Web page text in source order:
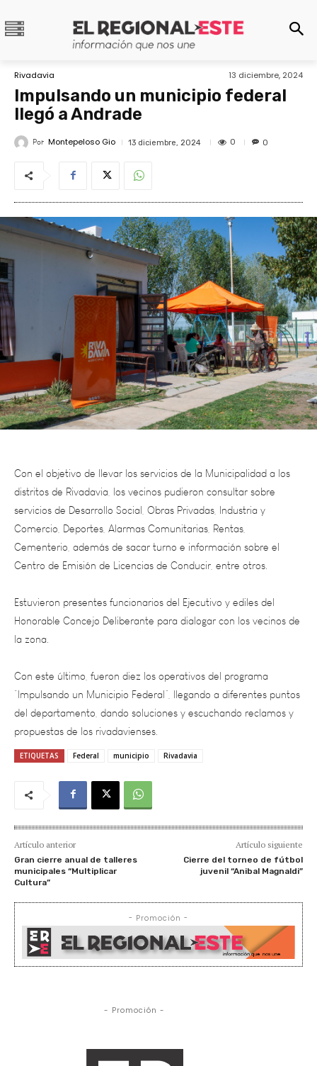
Rivadavia 13 diciembre, 2024
Impulsando un municipio federal
llegó a Andrade
Por Montepeloso Gio 13 diciembre, 2024 0 0
Con el objetivo de llevar los servicios de la Municipalidad a los
distritos de Rivadavia, los vecinos pudieron consultar sobre
servicios de Desarrollo Social, Obras Privadas, Industria y
Comercio, Deportes, Alarmas Comunitarias, Rentas,
Cementerio, además de sacar turno e información sobre el
Centro de Emisión de Licencias de Conducir, entre otros.
Estuvieron presentes funcionarios delEjecutivo y ediles del
Honorable Concejo Deliberante para dialogar con los vecinos de
la zona.
Con este último, fueron diez los operativos del programa
“Impulsando un Municipio Federal”, llegando a diferentes puntos
del departamento, dando soluciones y escuchando reclamos y
propuestas de los rivadavienses.
ETIQUETAS Federal municipio Rivadavia
Artículo anterior
Gran cierre anual de talleres
municipales “Multiplicar
Cultura”
Artículo siguiente
Cierre del torneo de fútbol
juvenil “Anibal Magnaldi”
- Promoción -
- Promoción -